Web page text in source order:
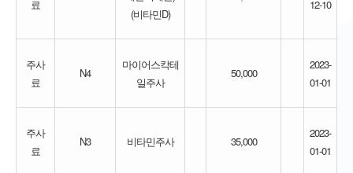
료
(비타민D)
12-10
주사
료
N4
마이어스칵테
일주사
50,000
2023-
01-01
주사
료
N3 비타민주사 35,000
2023-
01-01